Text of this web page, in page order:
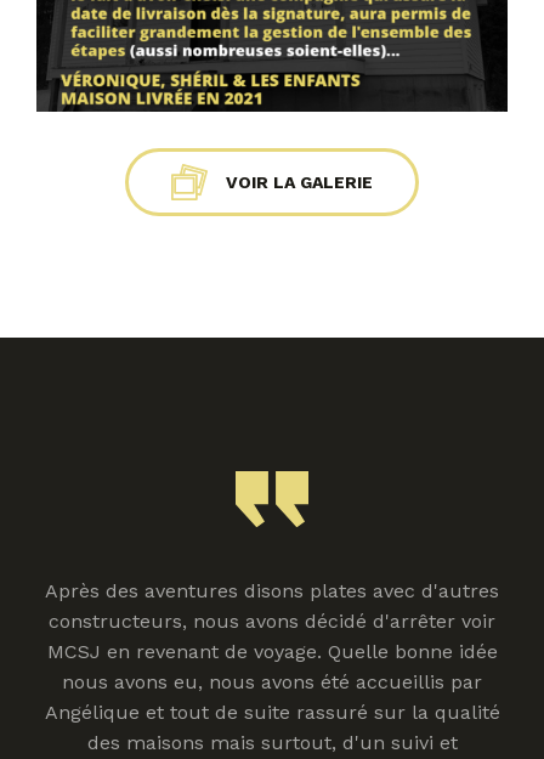
VOIR LA GALERIE
Après des aventures disons plates avec d'autres
constructeurs, nous avons décidé d'arrêter voir
MCSJ en revenant de voyage. Quelle bonne idée
nous avons eu, nous avons été accueillis par
Angélique et tout de suite rassuré sur la qualité
des maisons mais surtout, d'un suivi et